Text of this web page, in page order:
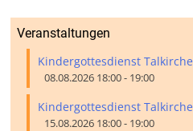
Veranstaltungen
Kindergottesdienst Talkirche
08.08.2026 18:00 - 19:00
Kindergottesdienst Talkirche
15.08.2026 18:00 - 19:00